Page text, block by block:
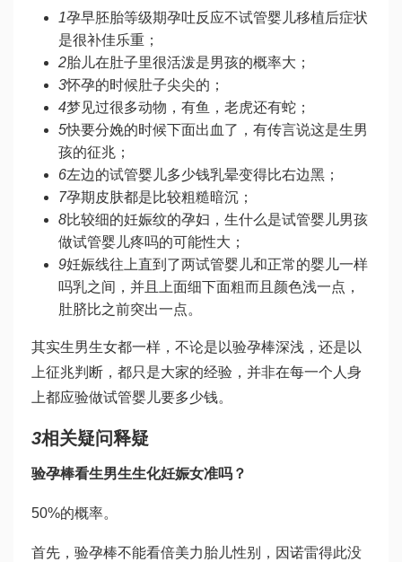
1孕早胚胎等级期孕吐反应不试管婴儿移植后症状
是很补佳乐重；
2胎儿在肚子里很活泼是男孩的概率大；
3怀孕的时候肚子尖尖的；
4梦见过很多动物，有鱼，老虎还有蛇；
5快要分娩的时候下面出血了，有传言说这是生男
孩的征兆；
6左边的试管婴儿多少钱乳晕变得比右边黑；
7孕期皮肤都是比较粗糙暗沉；
8比较细的妊娠纹的孕妇，生什么是试管婴儿男孩
做试管婴儿疼吗的可能性大；
9妊娠线往上直到了两试管婴儿和正常的婴儿一样
吗乳之间，并且上面细下面粗而且颜色浅一点，
肚脐比之前突出一点。
其实生男生女都一样，不论是以验孕棒深浅，还是以
上征兆判断，都只是大家的经验，并非在每一个人身
上都应验做试管婴儿要多少钱。
3相关疑问释疑
验孕棒看生男生生化妊娠女准吗？
50%的概率。
首先，验孕棒不能看倍美力胎儿性别，因诺雷得此没